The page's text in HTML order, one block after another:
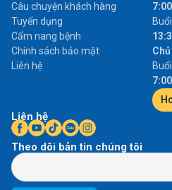
Câu chuyện khách hàng
Tuyển dụng
Cẩm nang bệnh
Chính sách bảo mật
Liên hệ
Liên hệ
Theo dõi bản tin chúng tôi